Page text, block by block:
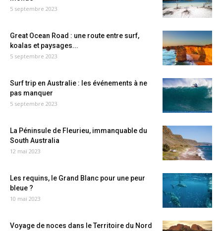
5 septembre 2023
Great Ocean Road : une route entre surf,
koalas et paysages...
5 septembre 2023
Surf trip en Australie : les événements à ne
pas manquer
5 septembre 2023
La Péninsule de Fleurieu, immanquable du
South Australia
12 mai 2023
Les requins, le Grand Blanc pour une peur
bleue ?
10 mai 2023
Voyage de noces dans le Territoire du Nord